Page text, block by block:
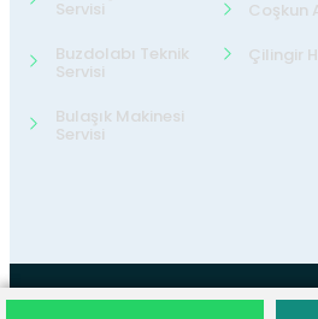
Servisi
Buzdolabı Teknik
Servisi
Bulaşık Makinesi
Servisi
Coşkun
Çilingir
©202624 Teknik Servis